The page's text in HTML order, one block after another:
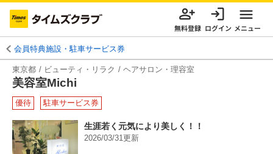
無料登録 ログイン メニュー
会員特典施設・駐車サービス券
東京都 ビューティ・リラク ヘアサロン・理容室
美容室Michi
優待 駐車サービス券
生涯若く元気により美しく！！
2026/03/31更新